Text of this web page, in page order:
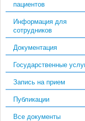
пациентов
Информация для
сотрудников
Документация
Государственные
Запись на прием
Публикации
Все документы